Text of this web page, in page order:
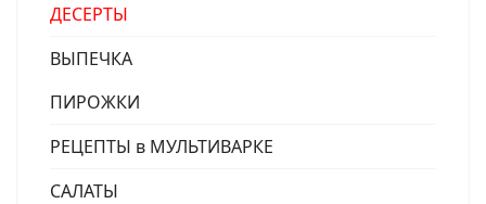
ДЕСЕРТЫ
ВЫПЕЧКА
ПИРОЖКИ
РЕЦЕПТЫ в МУЛЬТИВАРКЕ
САЛАТЫ